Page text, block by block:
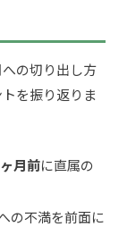
の切り出し方
を振り返りま
月前に直属の
の不満を前面に